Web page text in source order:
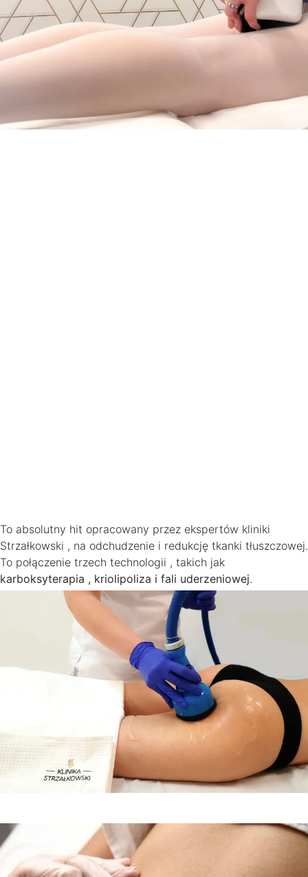
To absolutny hit opracowany przez ekspertów kliniki
Strzałkowski , na odchudzenie i redukcję tkanki tłuszczowej.
To połączenie trzech technologii , takich jak
karboksyterapia , kriolipoliza i fali uderzeniowej.